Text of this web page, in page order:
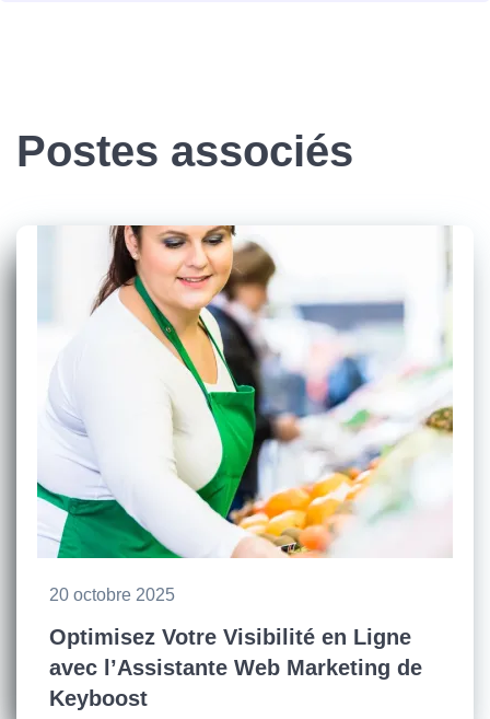
Postes associés
20 octobre 2025
Optimisez Votre Visibilité en Ligne
avec l’Assistante Web Marketing de
Keyboost